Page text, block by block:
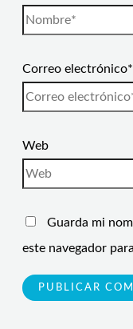
Correo electrónico*
Web
Guarda mi
este navegador